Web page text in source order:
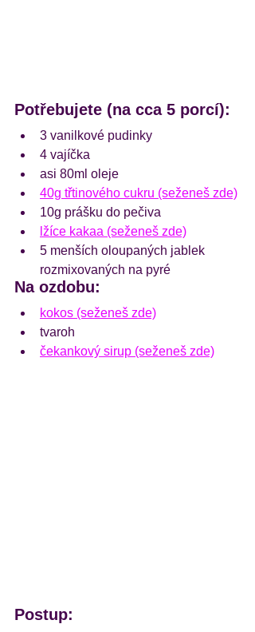
Potřebujete (na cca 5 porcí):
3 vanilkové pudinky
4 vajíčka
asi 80ml oleje
40g třtinového cukru (seženeš zde)
10g prášku do pečiva
lžíce kakaa (seženeš zde)
5 menších oloupaných jablek
rozmixovaných na pyré
Na ozdobu:
kokos (seženeš zde)
tvaroh
čekankový sirup (seženeš zde)
Postup: